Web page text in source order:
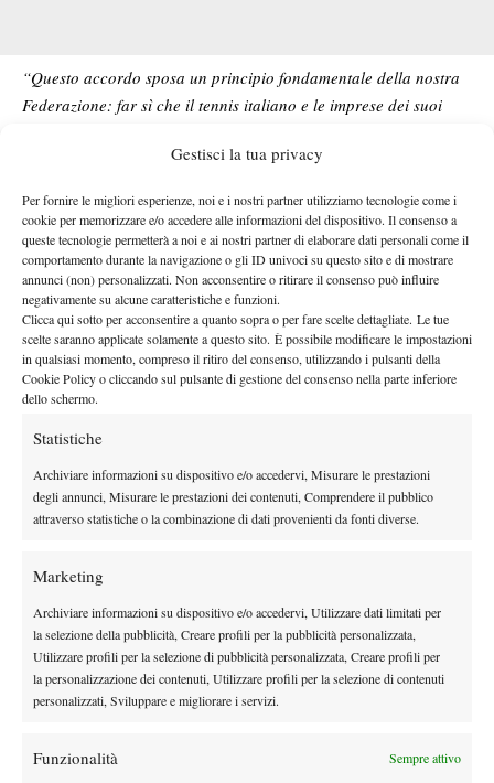
Gestisci la tua privacy
Per fornire le migliori esperienze, noi e i nostri partner utilizziamo tecnologie come i
cookie per memorizzare e/o accedere alle informazioni del dispositivo. Il consenso a
queste tecnologie permetterà a noi e ai nostri partner di elaborare dati personali come il
comportamento durante la navigazione o gli ID univoci su questo sito e di mostrare
annunci (non) personalizzati. Non acconsentire o ritirare il consenso può influire
negativamente su alcune caratteristiche e funzioni.
Clicca qui sotto per acconsentire a quanto sopra o per fare scelte dettagliate. Le tue
scelte saranno applicate solamente a questo sito. È possibile modificare le impostazioni
in qualsiasi momento, compreso il ritiro del consenso, utilizzando i pulsanti della
Cookie Policy o cliccando sul pulsante di gestione del consenso nella parte inferiore
dello schermo.
Statistiche
Archiviare informazioni su dispositivo e/o accedervi, Misurare le prestazioni
degli annunci, Misurare le prestazioni dei contenuti, Comprendere il pubblico
attraverso statistiche o la combinazione di dati provenienti da fonti diverse.
Marketing
Archiviare informazioni su dispositivo e/o accedervi, Utilizzare dati limitati per
la selezione della pubblicità, Creare profili per la pubblicità personalizzata,
Utilizzare profili per la selezione di pubblicità personalizzata, Creare profili per
la personalizzazione dei contenuti, Utilizzare profili per la selezione di contenuti
personalizzati, Sviluppare e migliorare i servizi.
Funzionalità Sempre attivo
“Questo accordo sposa un principio fondamentale della nostra
Federazione: far sì che il tennis italiano e le imprese dei suoi
Angelo Binaghi,presidente della Federazione Italiana
ha dimostrato: far vedere il tennis sul primo canale del Servizio
Pubblico significa valorizzare uno sport che sta vivendo un
momento straordinario e avvicinare ancora più ragazze e
ragazzi alla nostra disciplina”, ha aggiunto.
“RaiSport è felice per questo accordo, che darà la possibilità
agli appassionati di tennis di vedere su Rai1 la squadra azzurra
di Coppa Davis. La collaborazione tra noi e la Federazione
Italiana Tennis e Padel, d’altra parte, è stata da subito efficace
nel segno delle migliori prerogative del servizio pubblico. Grazie
testata Rai Sport.
DI TENDENZA
Atp News
Masters 1000 Montreal 2026: programma,